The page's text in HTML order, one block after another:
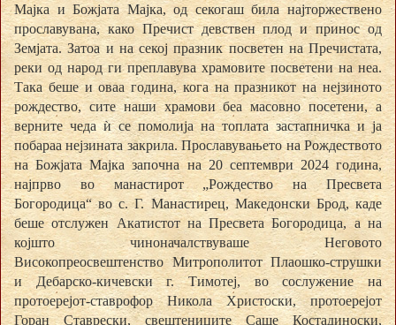
Мајка и Божјата Мајка, од секогаш била најторжествено
прославувана, како Пречист девствен плод и принос од
Земјата. Затоа и на секој празник посветен на Пречистата,
реки од народ ги преплавува храмовите посветени на неа.
Така беше и оваа година, кога на празникот на нејзиното
рождество, сите наши храмови беа масовно посетени, а
верните чеда ѝ се помолија на топлата застапничка и ја
побараа нејзината закрила. Прославувањето на Рождеството
на Божјата Мајка започна на 20 септември 2024 година,
најпрво во манастирот „Рождество на Пресвета
Богородица“ во с. Г. Манастирец, Македонски Брод, каде
беше отслужен Акатистот на Пресвета Богородица, а на
којшто чиноначалствуваше Неговото
Високопреосвештенство Митрополитот Плаошко-струшки
и Дебарско-кичевски г. Тимотеј, во сослужение на
протоерејот-ставрофор Никола Христоски, протоерејот
Горан Ставрески, свештениците Саше Костадиноски,